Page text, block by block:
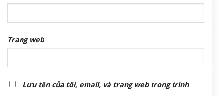
Trang web
Lưu tên của tôi, email, và trang web trong trình